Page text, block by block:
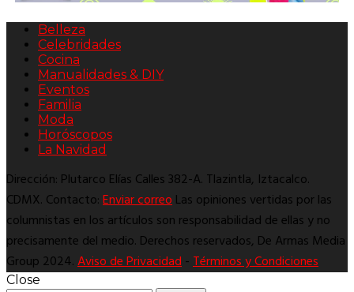
Belleza
Celebridades
Cocina
Manualidades & DIY
Eventos
Familia
Moda
Horóscopos
La Navidad
Dirección: Plutarco Elías Calles 382-A. Tlazintla, Iztacalco.
CDMX. Contacto:Enviar correoLas opiniones vertidas por las
columnistas en los artículos son responsabilidad de ellas y no
precisamente del medio. Derechos reservados, De Armas Media
Group 2024.Aviso de Privacidad-Términos y Condiciones
Close